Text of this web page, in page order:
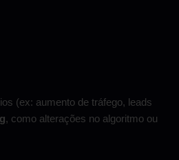
(ex: aumento de tráfego, leads
, como alterações no algoritmo ou